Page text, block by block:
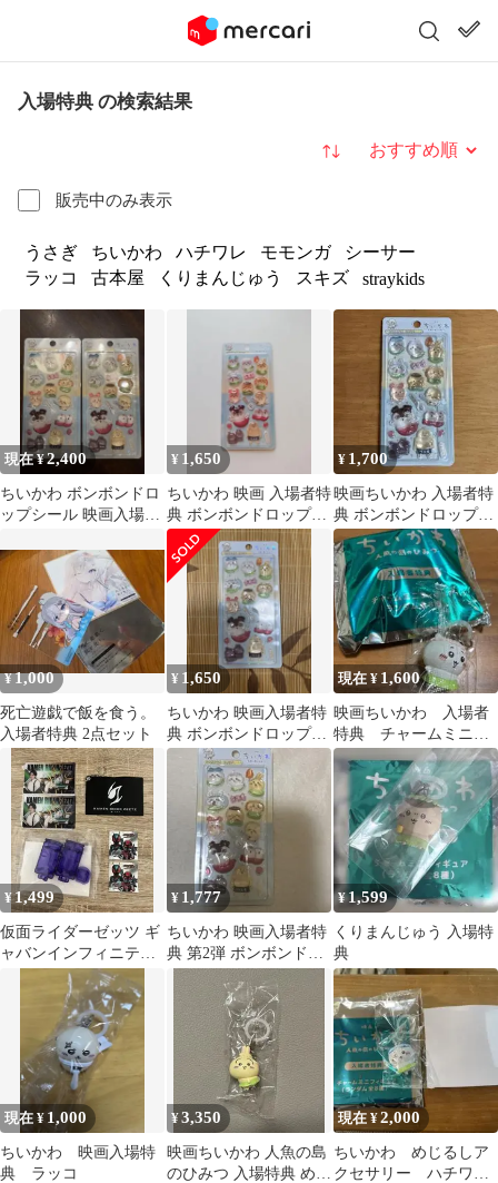
入場特典 の検索結果
販売中のみ表示
並び替え
うさぎ ちいかわ ハチワレ モモンガ
シーサー
ラッコ
古本屋 くりまんじゅう スキズ straykids
現在 ¥2,400
ちいかわ ボンボンドロ
ップシール 映画入場者
¥ 1,650
ちいかわ 映画 入場者特
典 ボンボンドロップシ
ール
¥ 1,700
映画ちいかわ 入場者特
典 ボンボンドロップシ
ール
¥1,000
死亡遊戯で飯を食う。
入場者特典 2点セット
¥ 1,650
ちいかわ 映画入場者特
典 ボンボンドロップシ
ール
現在 ¥ 1,600
映画ちいかわ 入場者
特典 チャームミニフ
ュギュア ちいかわ
¥1,499
仮面ライダーゼッツ ギ
ャバンインフィニテ
ィ 映画 入場者特典
¥ 1,777
ちいかわ 映画入場者特
典 第2弾 ボンボンドロ
¥1,599
くりまんじゅう 入場特
典
現在 ¥ 1,000
ちいかわ 映画入場特
典 ラッコ
¥3,350
映画ちいかわ 人魚の島
のひみつ 入場特典 めじ
現在 ¥2,000
ちいかわ めじるしア
クセサリー ハチワ